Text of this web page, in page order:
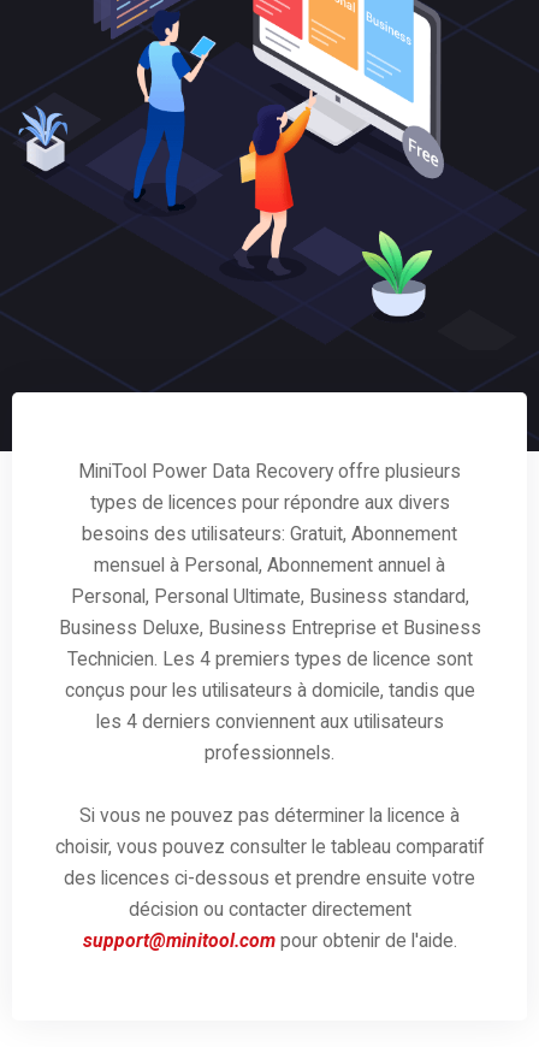
MiniTool Power Data Recovery offre plusieurs
types de licences pour répondre aux divers
besoins des utilisateurs: Gratuit, Abonnement
mensuel à Personal, Abonnement annuel à
Personal, Personal Ultimate, Business standard,
Business Deluxe, Business Entreprise et Business
Technicien. Les 4 premiers types de licence sont
conçus pour les utilisateurs à domicile, tandis que
les 4 derniers conviennent aux utilisateurs
professionnels.
Si vous ne pouvez pas déterminer la licence à
choisir, vous pouvez consulter le tableau comparatif
des licences ci-dessous et prendre ensuite votre
décision ou contacter directement
support@minitool.compour obtenir de l'aide.